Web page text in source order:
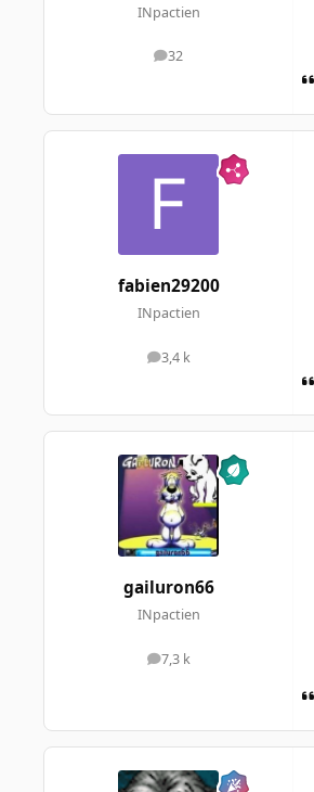
INpactien
32
messages
fabien29200
INpactien
3,4 k
messages
gailuron66
INpactien
7,3 k
messages